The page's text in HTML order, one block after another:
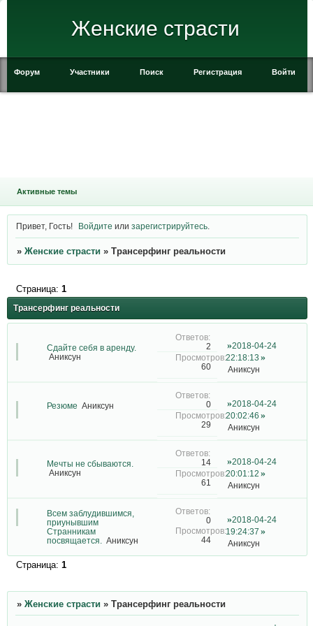
Женские страсти
Форум Участники Поиск Регистрация Войти
Активные темы
Привет, Гость! Войдите илизарегистрируйтесь
» Женские страсти » Трансерфинг реальности
Трансерфинг реальности
Страница: 1
Сдайте себя в аренду.
Аниксун
2
60
2018-04-24
22:18:13
Аниксун
Резюме Аниксун 0
29
2018-04-24
20:02:46
Аниксун
Мечты не сбываются.
Аниксун
14
61
2018-04-24
20:01:12
Аниксун
Всем заблудившимся,
приунывшим
Странникам
посвящается.
Аниксун
0
44
2018-04-24
19:24:37
Аниксун
Страница: 1
» Женские страсти » Трансерфинг реальности